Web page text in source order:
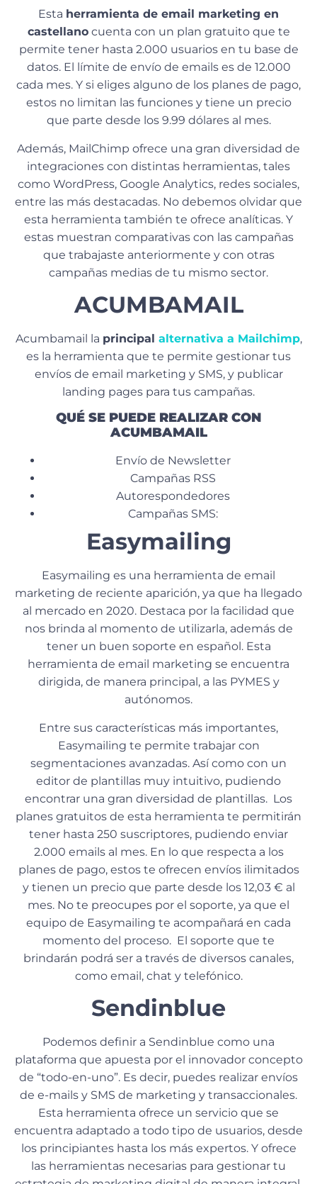
Esta herramienta de email marketing en
castellanocuenta con un plan gratuito que te
permite tener hasta 2.000 usuarios en tu base de
datos. El límite de envío de emails es de 12.000
cada mes. Y si eliges alguno de los planes de pago,
estos no limitan las funciones y tiene un precio
que parte desde los 9.99 dólares al mes.
Además, MailChimp ofrece una gran diversidad de
integraciones con distintas herramientas, tales
como WordPress, Google Analytics, redes sociales,
entre las más destacadas. No debemos olvidar que
esta herramienta también te ofrece analíticas. Y
estas muestran comparativas con las campañas
que trabajaste anteriormente y con otras
campañas medias de tu mismo sector.
ACUMBAMAIL
Acumbamail la principal alternativa a Mailchimp,
es la herramienta que te permite gestionar tus
envíos de email marketing y SMS, y publicar
landing pages para tus campañas.
QUÉ SE PUEDE REALIZAR CON
ACUMBAMAIL
Envío de Newsletter
Campañas RSS
Autorespondedores
Campañas SMS:
Easymailing
Easymailing es una herramienta de email
marketing de reciente aparición, ya que ha llegado
al mercado en 2020. Destaca por la facilidad que
nos brinda al momento de utilizarla, además de
tener un buen soporte en español. Esta
herramienta de email marketing se encuentra
dirigida, de manera principal, a las PYMES y
autónomos.
Entre sus características más importantes,
Easymailing te permite trabajar con
segmentaciones avanzadas. Así como con un
editor de plantillas muy intuitivo, pudiendo
encontrar una gran diversidad de plantillas. Los
planes gratuitos de esta herramienta te permitirán
tener hasta 250 suscriptores, pudiendo enviar
2.000 emails al mes. En lo que respecta a los
planes de pago, estos te ofrecen envíos ilimitados
y tienen un precio que parte desde los 12,03 € al
mes. No te preocupes por el soporte, ya que el
equipo de Easymailing te acompañará en cada
momento del proceso. El soporte que te
brindarán podrá ser a través de diversos canales,
como email, chat y telefónico.
Sendinblue
Podemos definir a Sendinblue como una
plataforma que apuesta por el innovador concepto
de “todo-en-uno”. Es decir, puedes realizar envíos
de e-mails y SMS de marketing y transaccionales.
Esta herramienta ofrece un servicio que se
encuentra adaptado a todo tipo de usuarios, desde
los principiantes hasta los más expertos. Y ofrece
las herramientas necesarias para gestionar tu